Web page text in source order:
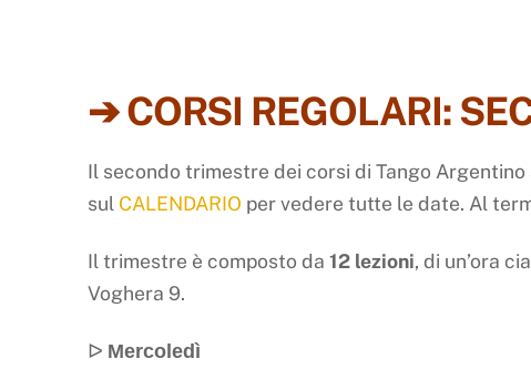
➔ CORSI REGOLARI:
Il secondo trimestre dei corsi diTango
sul CALENDARIO per vedere tutte le date. Al
Il trimestre è composto da12 lezioni, di un’ora
Voghera 9.
ᐅ Mercoledì